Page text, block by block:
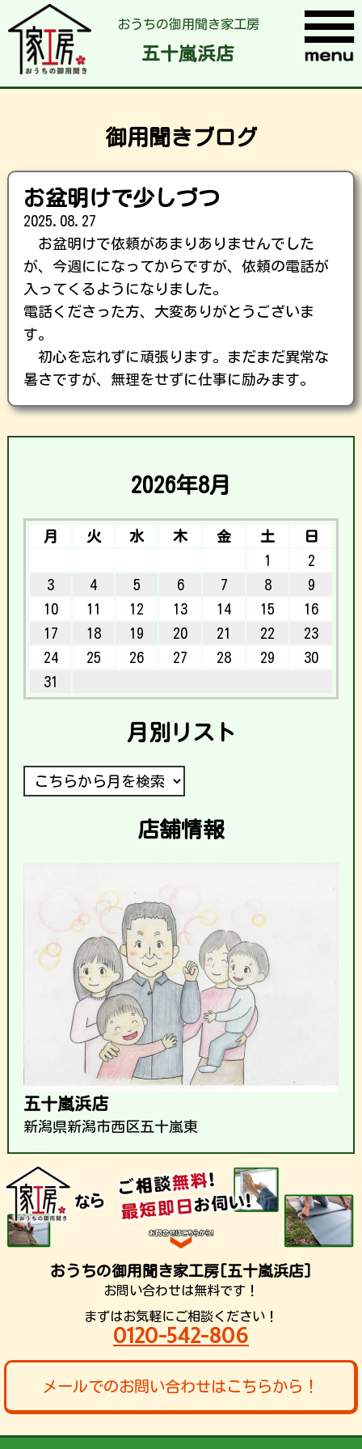
おうちの御用聞き家工房
五十嵐浜店
御用聞きブログ
お盆明けで少しづつ
2025.08.27
お盆明けで依頼があまりありませんでした
が、今週にになってからですが、依頼の電話が
入ってくるようになりました。
電話くださった方、大変ありがとうございま
す。
初心を忘れずに頑張ります。まだまだ異常な
暑さですが、無理をせずに仕事に励みます。
2026年8月
月 火 水 木 金 土
日
1
2
3
4 5 6 7 8
9
10
11 12 13 14 15
16
17
18 19 20 21 22
23
24
25 26 27 28 29
30
31
月別リスト
店舗情報
五十嵐浜店
新潟県新潟市西区五十嵐東
おうちの御用聞き家工房[五十嵐浜店]
お問い合わせは無料です！
まずはお気軽にご相談ください！
0120-542-806
メールでのお問い合わせはこちらから！